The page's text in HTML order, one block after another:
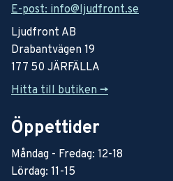
E-post: info@ljudfront.se
Ljudfront AB
Drabantvägen 19
177 50 JÄRFÄLLA
Hitta till butiken ->
Öppettider
Måndag - Fredag: 12-18
Lördag: 11-15